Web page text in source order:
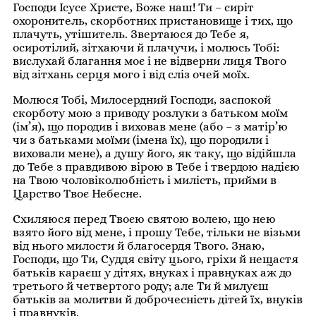
Господи Ісусе Христе, Боже наш! Ти – сиріт
охоронитель, скорботних пристановище і тих, що
плачуть, утішитель. Звертаюся до Тебе я,
осиротілий, зітхаючи й плачучи, і молюсь Тобі:
вислухай благання моє і не від­верни лиця Твого
від зітхань серця мого і від сліз очей моїх.
Молюся Тобі, Милосердний Господи, заспокой
скорботу мою з приводу розлуки з батьком моїм
(ім’я), що породив і виховав мене (або – з матір’ю
чи з батьками моїми (імена їх), що породили і
виховали мене), а душу його, як таку, що відій­шла
до Тебе з правдивою вірою в Тебе і твердою надією
на Твою чоловіколюбність і милість, прийми в
Царство Твоє Небесне.
Схиляюся перед Твоєю святою волею, що нею
взято його від мене, і прошу Тебе, тільки не візьми
від нього милости й благосердя Твого. Знаю,
Господи, що Ти, Суд­дя світу цього, гріхи й нещастя
батьків караєш у дітях, внуках і правнуках аж до
третього й четвертого роду; але Ти й милуєш
батьків за молитви й доброчесність дітей їх, внуків
і правнуків.